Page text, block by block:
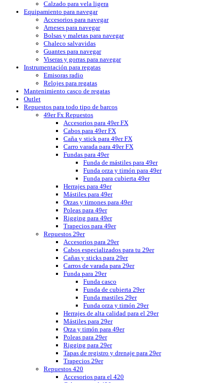
Calzado para vela ligera
Equipamiento para navegar
Accesorios para navegar
Arneses para navegar
Bolsas y maletas para navegar
Chaleco salvavidas
Guantes para navegar
Viseras y gorras para navegar
Instrumentación para regatas
Emisoras radio
Relojes para regatas
Mantenimiento casco de regatas
Outlet
Repuestos para todo tipo de barcos
49er Fx Repuestos
Accesorios para 49er FX
Cabos para 49er FX
Caña y stick para 49er FX
Carro varada para 49er FX
Fundas para 49er
Funda de mástiles para 49er
Funda orza y timón para 49er
Funda para cubierta 49er
Herrajes para 49er
Mástiles para 49er
Orzas y timones para 49er
Poleas para 49er
Rigging para 49er
Trapecios para 49er
Repuestos 29er
Accesorios para 29er
Cabos especializados para tu 29er
Cañas y sticks para 29er
Carros de varada para 29er
Funda para 29er
Funda casco
Funda de cubierta 29er
Funda mastiles 29er
Funda orza y timón 29er
Herrajes de alta calidad para el 29er
Mástiles para 29er
Orza y timón para 49er
Poleas para 29er
Rigging para 29er
Tapas de registro y drenaje para 29er
Trapecios 29er
Repuestos 420
Accesorios para el 420